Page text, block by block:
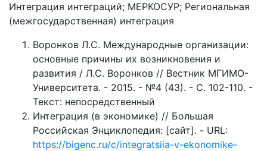
Интеграция интеграций; МЕРКОСУР; Региональная
(межгосударственная) интеграция
Воронков Л.С. Международные организации:
основные причины их возникновения и
развития / Л.С. Воронков // Вестник МГИМО-
Университета. - 2015. - №4 (43). - С. 102-110. -
Текст: непосредственный
Интеграция (в экономике) // Большая
Российская Энциклопедия: [сайт]. - URL:
https://bigenc.ru/c/integratsiia-v-ekonomike-